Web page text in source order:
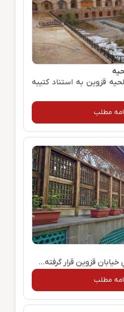
قزوین به استناد کتیبه
مطلب
خيابان‌ قزوين‌ قرار گرفته...
مطلب